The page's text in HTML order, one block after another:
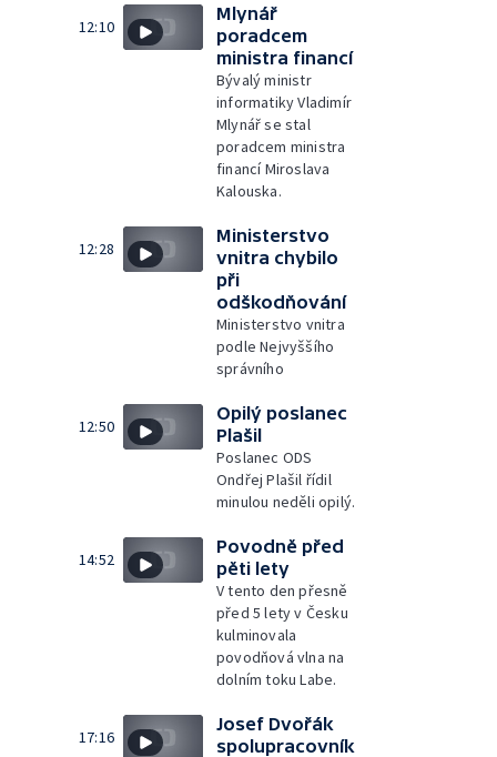
12:10
Mlynář
poradcem
ministra financí
Bývalý ministr
informatiky Vladimír
Mlynář se stal
poradcem ministra
financí Miroslava
Kalouska.
12:28
Ministerstvo
vnitra chybilo
při
odškodňování
Ministerstvo vnitra
podle Nejvyššího
správního
12:50
Opilý poslanec
Plašil
Poslanec ODS
Ondřej Plašil řídil
minulou neděli opilý.
14:52
Povodně před
pěti lety
V tento den přesně
před 5 lety v Česku
kulminovala
povodňová vlna na
dolním toku Labe.
17:16
Josef Dvořák
spolupracovník